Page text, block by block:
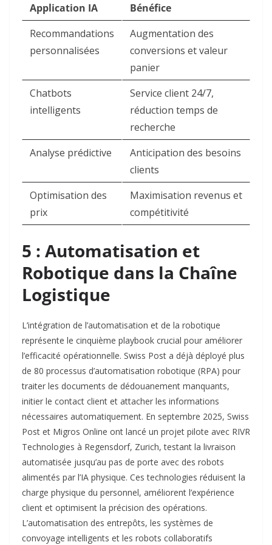
Application IA
Bénéfice
Recommandations
personnalisées
Augmentation des
conversions et valeur
panier ​
Chatbots
intelligents
Service client 24/7,
réduction temps de
recherche ​
Analyse prédictive
Anticipation des besoins
clients ​
Optimisation des
prix
Maximisation revenus et
compétitivité ​
5 : Automatisation et
Robotique dans la Chaîne
Logistique
L’intégration de l’automatisation et de la robotique
représente le cinquième playbook crucial pour améliorer
l’efficacité opérationnelle. Swiss Post a déjà déployé plus
de 80 processus d’automatisation robotique (RPA) pour
traiter les documents de dédouanement manquants,
initier le contact client et attacher les informations
nécessaires automatiquement. En septembre 2025, Swiss
Post et Migros Online ont lancé un projet pilote avec RIVR
Technologies à Regensdorf, Zurich, testant la livraison
automatisée jusqu’au pas de porte avec des robots
alimentés par l’IA physique. Ces technologies réduisent la
charge physique du personnel, améliorent l’expérience
client et optimisent la précision des opérations.
L’automatisation des entrepôts, les systèmes de
convoyage intelligents et les robots collaboratifs